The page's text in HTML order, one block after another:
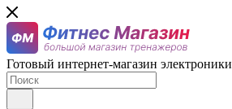
Готовый интернет-магазин электроники